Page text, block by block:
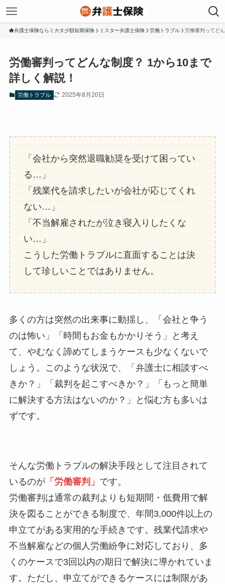
弁護士保険ならミカタ少額短期保険 ミスター弁護士保険 労働トラブル 労働審判ってど
労働審判ってどんな制度？ 1から10まで
詳しく解説！
労働トラブル 2025年8月20日
「会社から突然退職勧奨を受けて困ってい
る…」
「残業代を請求したいが会社が応じてくれ
ない…」
「不当解雇されたが泣き寝入りしたくな
い…」
こうした労働トラブルに直面することは決
して珍しいことではありません。
多くの方は突然の出来事に動揺し、「会社と争う
のは怖い」「時間もお金もかかりそう」と考え
て、やむなく諦めてしまうケースも少なくないで
しょう。このような状況で、「弁護士に相談すべ
きか？」「裁判を起こすべきか？」「もっと簡単
に解決する方法はないのか？」と悩む方も多いは
ずです。
そんな労働トラブルの解決手段として注目されて
いるのが「労働審判」 です。
労働審判は通常の裁判よりも短期間・低費用で解
決を図ることができる制度で、年間3,000件以上の
申立てがある実用的な手続きです。残業代請求や
不当解雇などの個人労働紛争に対応しており、多
くのケースで3回以内の期日で解決に導かれていま
す。ただし、申立てができるケースには制限があ